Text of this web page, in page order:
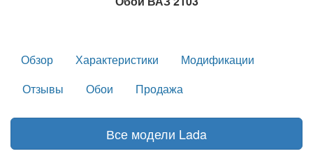
Обзор Характеристики
Модификации
Отзывы
Обои Продажа
Все модели Lada